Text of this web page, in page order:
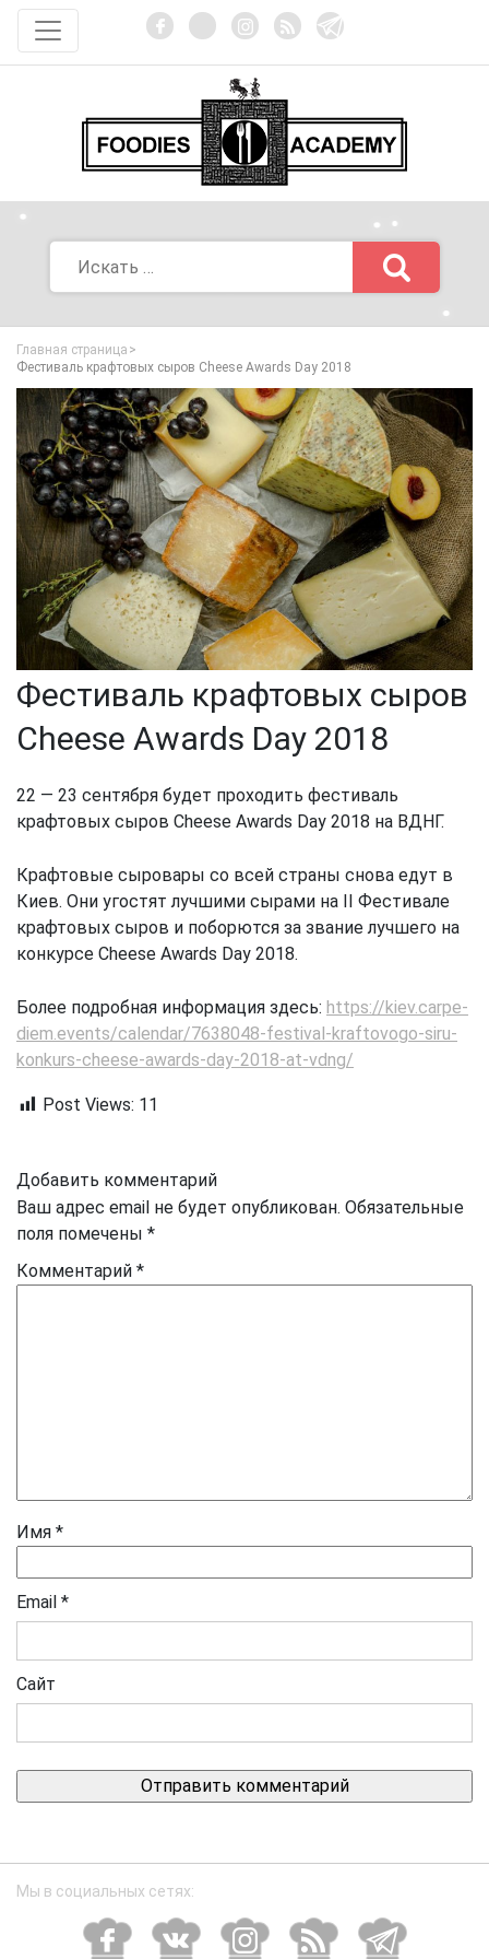
Главная страница
Фестиваль крафтовых сыров Cheese Awards Day 2018
Фестиваль крафтовых сыров
Cheese Awards Day 2018
22 — 23 сентября будет проходить фестиваль
крафтовых сыров Cheese Awards Day 2018 на ВДНГ.
Крафтовые сыровары со всей страны снова едут в
Киев. Они угостят лучшими сырами на II Фестивале
крафтовых сыров и поборются за звание лучшего на
конкурсе Cheese Awards Day 2018.
Более подробная информация здесь: https://kiev.carpe-
diem.events/calendar/7638048-festival-kraftovogo-siru-
konkurs-cheese-awards-day-2018-at-vdng/
Post Views: 11
Добавить комментарий
Ваш адрес email не будет опубликован. Обязательные
поля помечены *
Комментарий *
Имя *
Email *
Сайт
Мы в социальных сетях: